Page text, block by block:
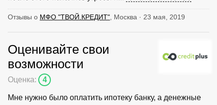
Отзывы о МФО "ТВОЙ.КРЕДИТ" , Москва · 23 мая, 2019
Оценивайте свои
возможности
Оценка: 4
Мне нужно было оплатить ипотеку банку, а денежные